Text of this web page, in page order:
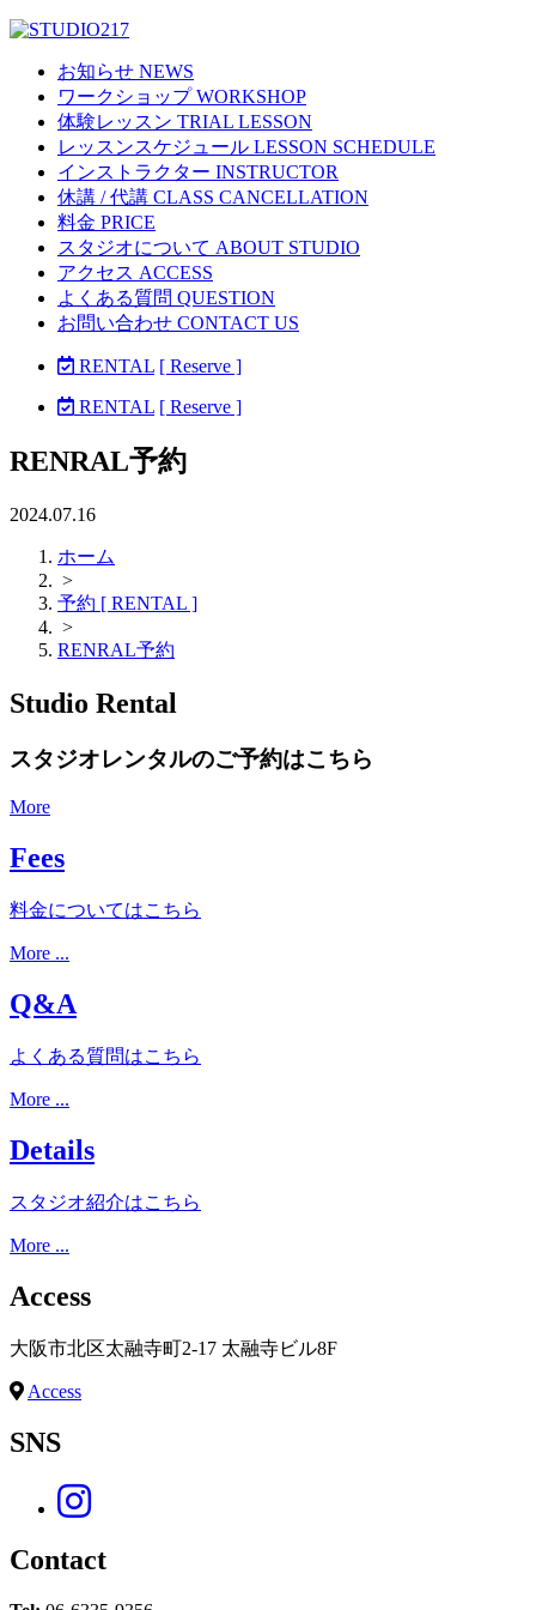
お知らせ NEWS
ワークショップ WORKSHOP
体験レッスン TRIAL LESSON
レッスンスケジュール LESSON SCHEDULE
インストラクター INSTRUCTOR
休講 / 代講 CLASS CANCELLATION
料金 PRICE
スタジオについて ABOUT STUDIO
アクセス ACCESS
よくある質問 QUESTION
お問い合わせ CONTACT US
RENTAL [ Reserve ]
RENTAL [ Reserve ]
RENRAL予約
2024.07.16
ホーム
>
予約 [ RENTAL ]
>
RENRAL予約
Studio Rental
スタジオレンタルのご予約はこちら
More
Fees
料金についてはこちら
More ...
Q&A
よくある質問はこちら
More ...
Details
スタジオ紹介はこちら
More ...
Access
大阪市北区太融寺町2-17 太融寺ビル8F
Access
SNS
Contact